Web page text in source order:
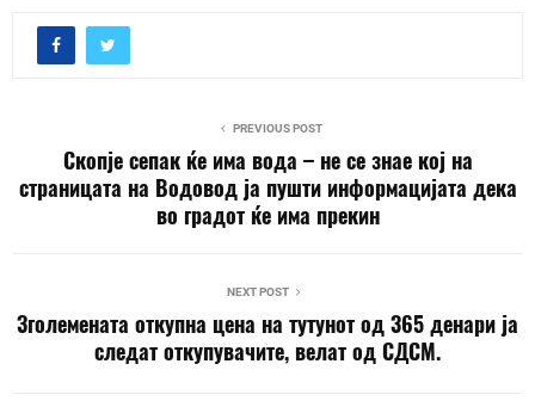
PREVIOUS POST
Скопје сепак ќе има вода – не се знае кој на
страницата на Водовод ја пушти информацијата дека
во градот ќе има прекин
NEXT POST
Зголемената откупна цена на тутунот од 365 денари ја
следат откупувачите, велат од СДСМ.